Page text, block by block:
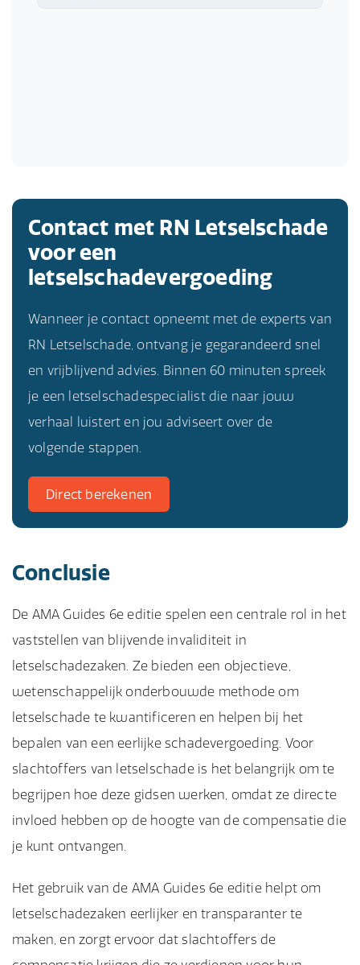
Contact met RN Letselschade
voor een
letselschadevergoeding
Wanneer je contact opneemt met de experts van
RN Letselschade, ontvang je gegarandeerd snel
en vrijblijvend advies. Binnen 60 minuten spreek
je een letselschadespecialist die naar jouw
verhaal luistert en jou adviseert over de
volgende stappen.
Direct berekenen
Conclusie
De AMA Guides 6e editie spelen een centrale rol in het
vaststellen van blijvende invaliditeit in
letselschadezaken. Ze bieden een objectieve,
wetenschappelijk onderbouwde methode om
letselschade te kwantificeren en helpen bij het
bepalen van een eerlijke schadevergoeding. Voor
slachtoffers van letselschade is het belangrijk om te
begrijpen hoe deze gidsen werken, omdat ze directe
invloed hebben op de hoogte van de compensatie die
je kunt ontvangen.
Het gebruik van de AMA Guides 6e editie helpt om
letselschadezaken eerlijker en transparanter te
maken, en zorgt ervoor dat slachtoffers de